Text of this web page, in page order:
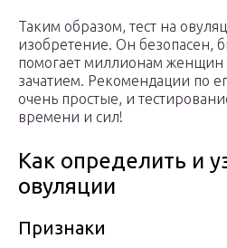
Таким образом, тест на
изобретение. Он безопасен,
помогает миллионам женщин
зачатием. Рекомендации по
очень простые, и
времени и сил!
Как определить и
овуляции
Признаки